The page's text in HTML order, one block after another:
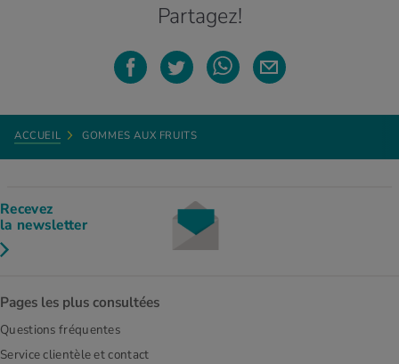
Partagez!
ACCUEIL GOMMES AUX FRUITS
Recevez
la newsletter
Pages les plus consultées
Questions fréquentes
Service clientèle et contact